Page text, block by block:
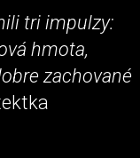
tri impulzy:
hmota,
zachované